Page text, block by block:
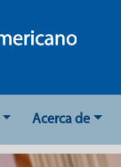
Acerca de